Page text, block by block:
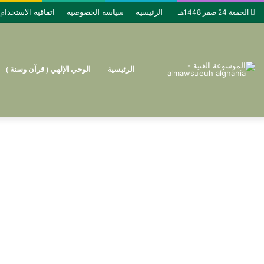
الجمعة 24 صفر 1448هـ الرئيسية سياسة الخصوصية اتفاقية الاستخدام
الرئيسية الوحي الإلهي ( قرآن وسنة )